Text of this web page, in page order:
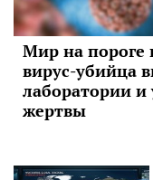
Мир на пороге
вирус-убийца
лаборатории и
жертвы